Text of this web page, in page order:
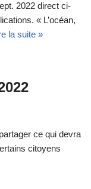
2022 direct ci-
« L’océan,
la suite »
ce qui devra
citoyens